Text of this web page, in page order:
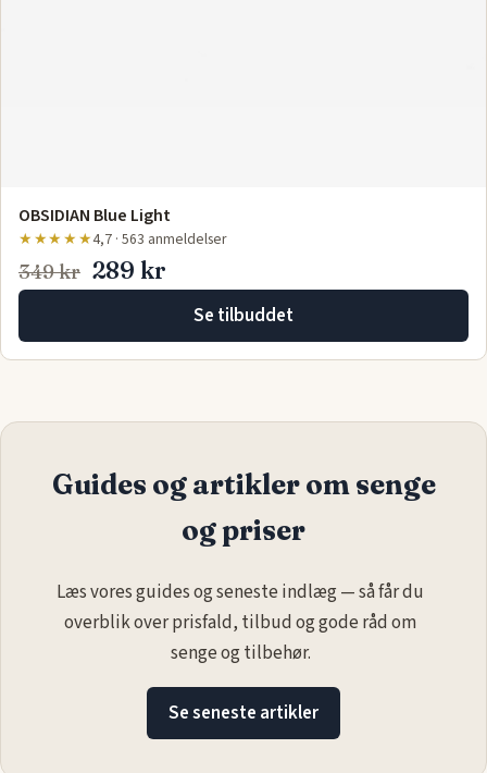
OBSIDIAN Blue Light
★★★★★4,7 · 563 anmeldelser
349 kr 289 kr
Se tilbuddet
Guides og artikler om senge
og priser
Læs vores guides og seneste indlæg — så får du
overblik over prisfald, tilbud og gode råd om
senge og tilbehør.
Se seneste artikler